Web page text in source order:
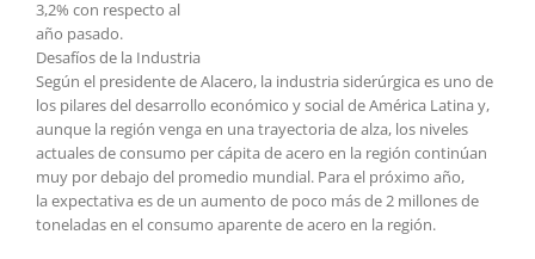
3,2% con respecto al
año pasado.
Desafíos de la Industria
Según el presidente de Alacero, la industria siderúrgica es uno de
los pilares del desarrollo económico y social de América Latina y,
aunque la región venga en una trayectoria de alza, los niveles
actuales de consumo per cápita de acero en la región continúan
muy por debajo del promedio mundial. Para el próximo año,
la expectativa es de un aumento de poco más de 2 millones de
toneladas en el consumo aparente de acero en la región.